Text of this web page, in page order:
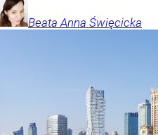
Beata Anna Święcicka